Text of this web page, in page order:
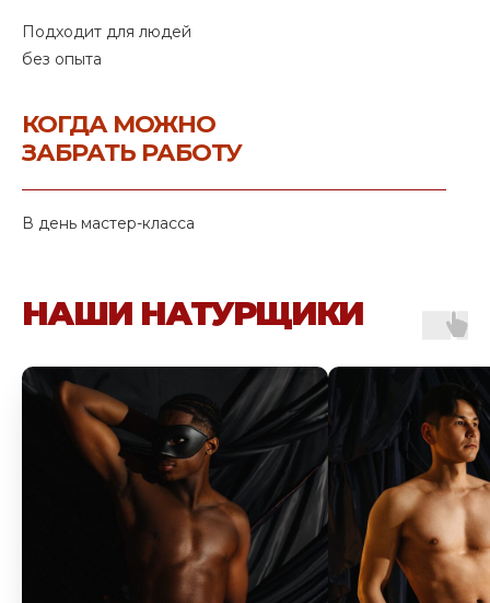
Подходит для людей
без опыта
КОГДА МОЖНО
ЗАБРАТЬ РАБОТУ
В день мастер-класса
НАШИ НАТУРЩИКИ